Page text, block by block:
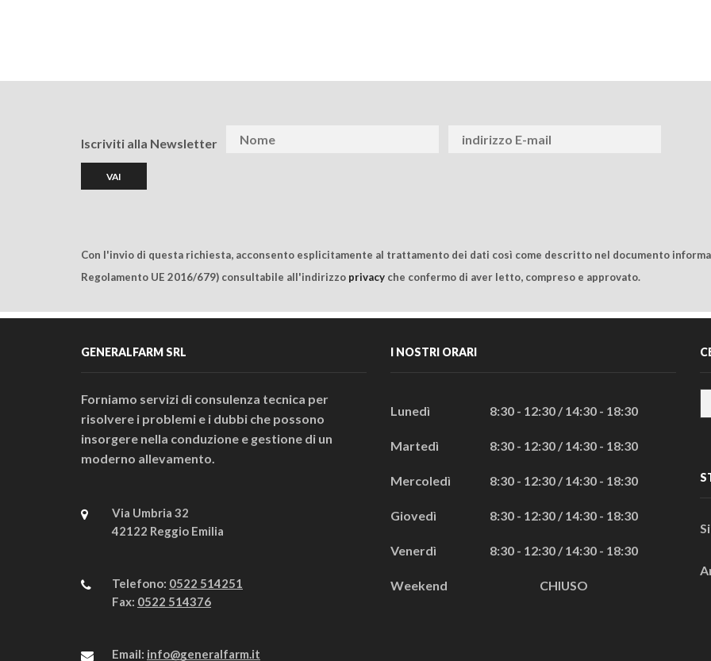
Iscriviti alla Newsletter
Con l'invio di questa richiesta, acconsento esplicitamente al trattamento dei dati così come descritto nel documento
Regolamento UE 2016/679) consultabile all'indirizzo privacy che confermo di aver letto, compreso e approvato.
GENERALFARM SRL
Forniamo servizi di consulenza tecnica per
risolvere i problemi e i dubbi che possono
insorgere nella conduzione e gestione di un
moderno allevamento.
Via Umbria 32
42122 Reggio Emilia
Telefono: 0522 514251
Fax: 0522 514376
Email: info@generalfarm.it
I NOSTRI ORARI
Lunedì 8:30 - 12:30 / 14:30 - 18:30
Martedì 8:30 - 12:30 / 14:30 - 18:30
Mercoledì 8:30 - 12:30 / 14:30 - 18:30
Giovedì 8:30 - 12:30 / 14:30 - 18:30
Venerdì 8:30 - 12:30 / 14:30 - 18:30
Weekend CHIUSO